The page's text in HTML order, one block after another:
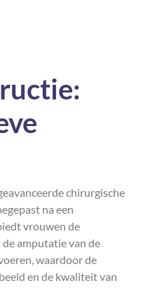
chirurgische
na een
vrouwen de
amputatie van de
waardoor de
en de kwaliteit van